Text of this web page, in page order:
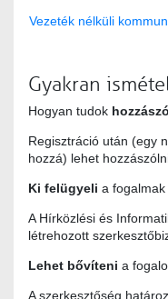
Vezeték nélküli
Gyakran
Hogyan tudok
Regisztráció után (egy
hozzá) lehet
Ki felügyeli a
A Hírközlési és
létrehozott
Lehet bővíteni a
A szerkesztőség